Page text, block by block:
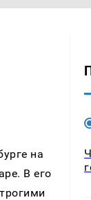
на
В его